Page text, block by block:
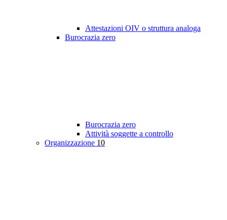
Attestazioni OIV o struttura analoga
Burocrazia zero
Burocrazia zero
Attività soggette a controllo
Organizzazione 10